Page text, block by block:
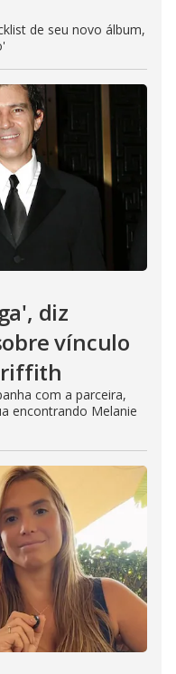
de seu novo álbum,
diz
vínculo
com a parceira,
encontrando Melanie